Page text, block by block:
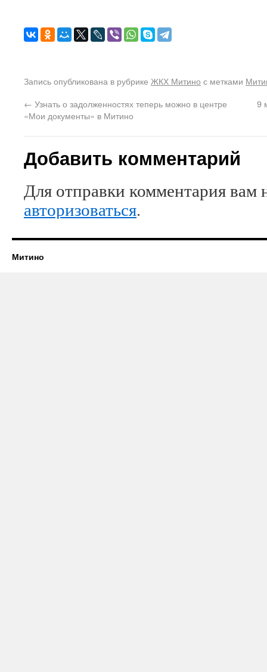
Запись опубликована в рубрике ЖКХ Митино с метками
← Узнать о задолженностях теперь можно в центре
«Мои документы» в Митино
9
Добавить комментарий
Для отправки комментария вам
авторизоваться.
Митино